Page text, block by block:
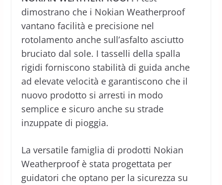
dimostrano che i Nokian Weatherproof
vantano facilità e precisione nel
rotolamento anche sull’asfalto asciutto
bruciato dal sole. I tasselli della spalla
rigidi forniscono stabilità di guida anche
ad elevate velocità e garantiscono che il
nuovo prodotto si arresti in modo
semplice e sicuro anche su strade
inzuppate di pioggia.
La versatile famiglia di prodotti Nokian
Weatherproof è stata progettata per
guidatori che optano per la sicurezza su